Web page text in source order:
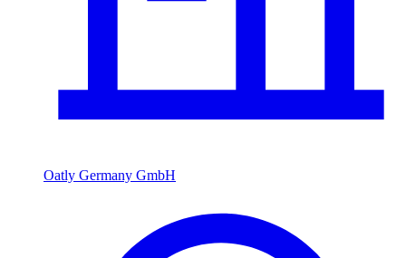
Oatly Germany GmbH